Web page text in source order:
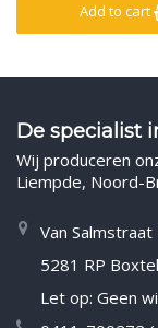
Add to cart
De specialist
Wij produceren
Liempde, Noord-
Van Salmstraat
5281 RP Boxtel
Let op: Geen